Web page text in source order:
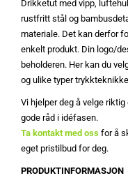
Drikketut med vipp,
rustfritt stål og
materiale. Det kan derfor
enkelt produkt. Din logo/
beholderen. Her kan du
og ulike typer
Vi hjelper deg å velge
gode råd i idéfasen.
Ta kontakt med oss for å
eget pristilbud for deg.
PRODUKTINFORMASJON